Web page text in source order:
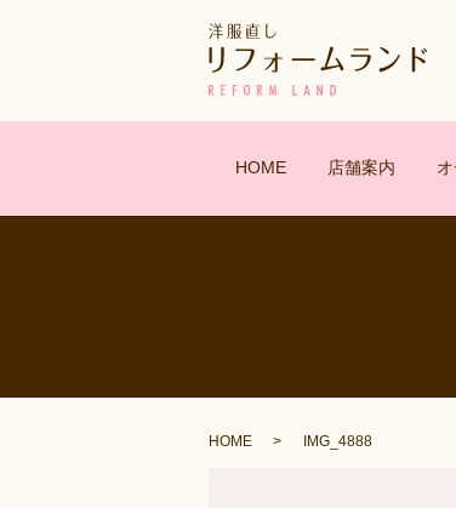
HOME 店舗案内
HOME IMG_4888